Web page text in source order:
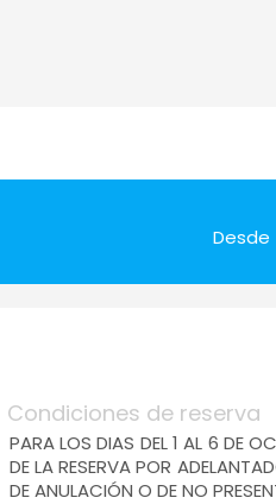
Desde
Condiciones de reserva
PARA LOS DIAS DEL 1 AL 6 DE
DE LA RESERVA POR
DE ANULACIÓN O DE NO